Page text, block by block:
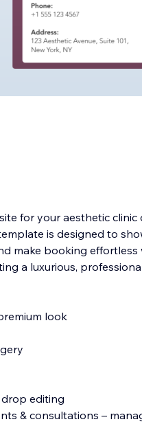
for your aesthetic clinic
is designed to
make booking effortless
a luxurious,
look
drop editing
& consultations –